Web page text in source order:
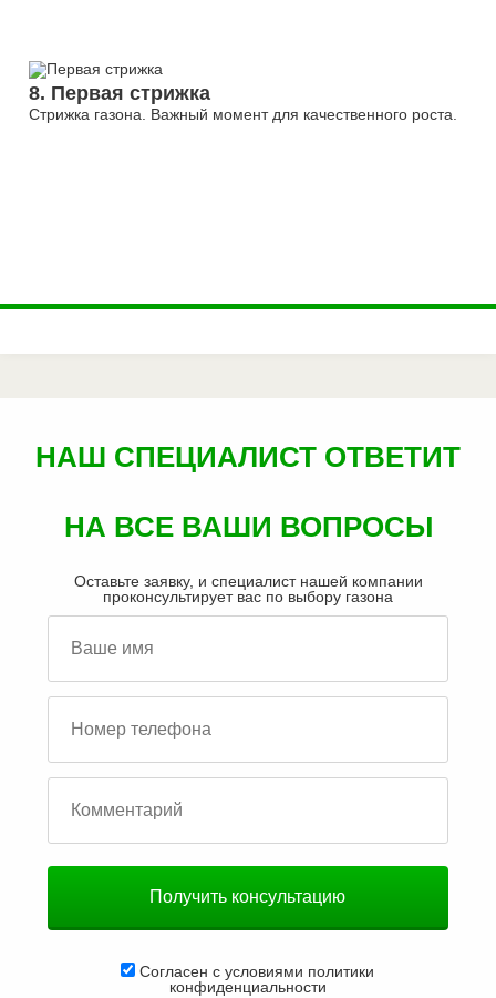
8. Первая стрижка
Стрижка газона. Важный момент для качественного роста.
НАШ СПЕЦИАЛИСТ ОТВЕТИТ
НА ВСЕ ВАШИ ВОПРОСЫ
Оставьте заявку, и специалист нашей компании
проконсультирует вас по выбору газона
Согласен с условиями политики
конфиденциальности